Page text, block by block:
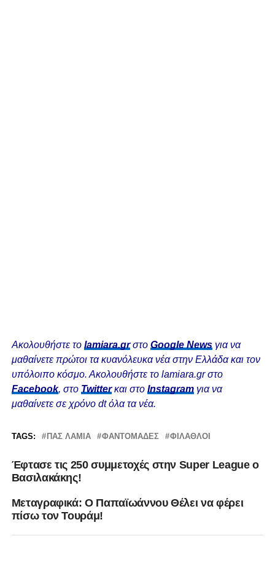
Ακολουθήστε το lamiara.grστο Google Newsγια να
μαθαίνετε πρώτοι τα κυανόλευκα νέα στην Ελλάδα και τον
υπόλοιπο κόσμο. Ακολουθήστε το lamiara.gr στο
Facebook, στο Twitterκαι στο Instagram για να
μαθαίνετε σε χρόνο dt όλα τα νέα.
TAGS: ΠΑΣ ΛΑΜΙΑ ΦΑΝΤΟΜΑΔΕΣ ΦΊΛΑΘΛΟΙ
Έφτασε τις 250 συμμετοχές στην Super League o
Βασιλακάκης!
Μεταγραφικά: Ο Παπαϊωάννου Θέλει να φέρει
πίσω τον Τουράμ!